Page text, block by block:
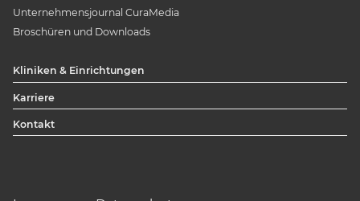
Unternehmensjournal CuraMedia
Broschüren und Downloads
Kliniken & Einrichtungen
Karriere
Kontakt